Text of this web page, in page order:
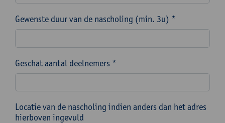
Gewenste duur van de nascholing (min. 3u) *
Geschat aantal deelnemers *
Locatie van de nascholing indien anders dan het adres
hierboven ingevuld